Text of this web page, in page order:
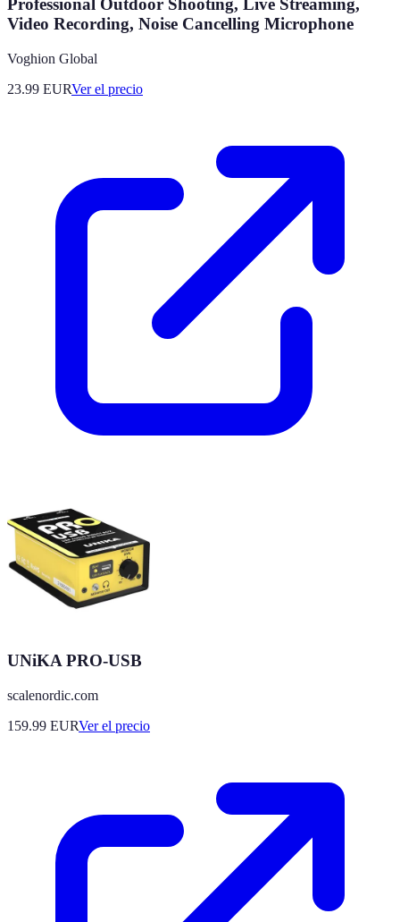
Professional Outdoor Shooting, Live Streaming,
Video Recording, Noise Cancelling Microphone
Voghion Global
23.99 EURVer el precio
UNiKA PRO-USB
scalenordic.com
159.99 EURVer el precio